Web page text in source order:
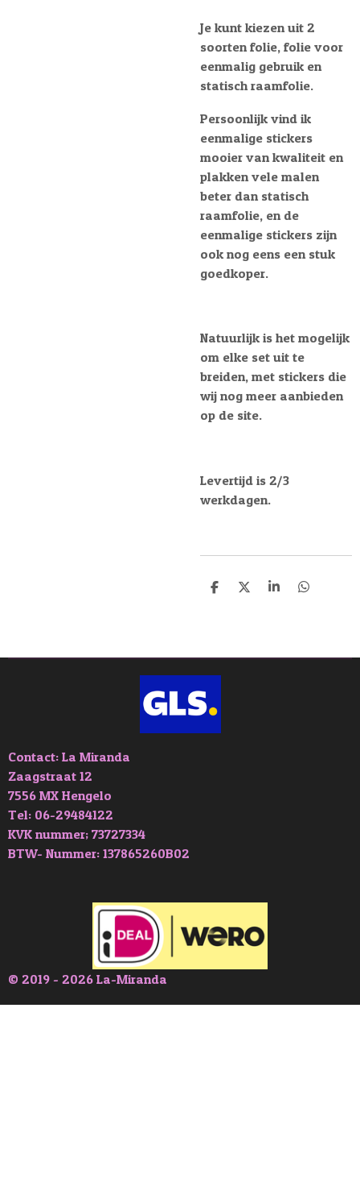
Je kunt kiezen uit 2
soorten folie, folie voor
eenmalig gebruik en
statisch raamfolie.
Persoonlijk vind ik
eenmalige stickers
mooier van kwaliteit en
plakken vele malen
beter dan statisch
raamfolie, en de
eenmalige stickers zijn
ook nog eens een stuk
goedkoper.
Natuurlijk is het mogelijk
om elke set uit te
breiden, met stickers die
wij nog meer aanbieden
op de site.
Levertijd is 2/3
werkdagen.
D
D
S
D
Contact: La Miranda
Zaagstraat 12
7556 MX Hengelo
Tel: 06-29484122
KVK nummer; 73727334
BTW- Nummer: 137865260B02
© 2019 - 2026 La-Miranda